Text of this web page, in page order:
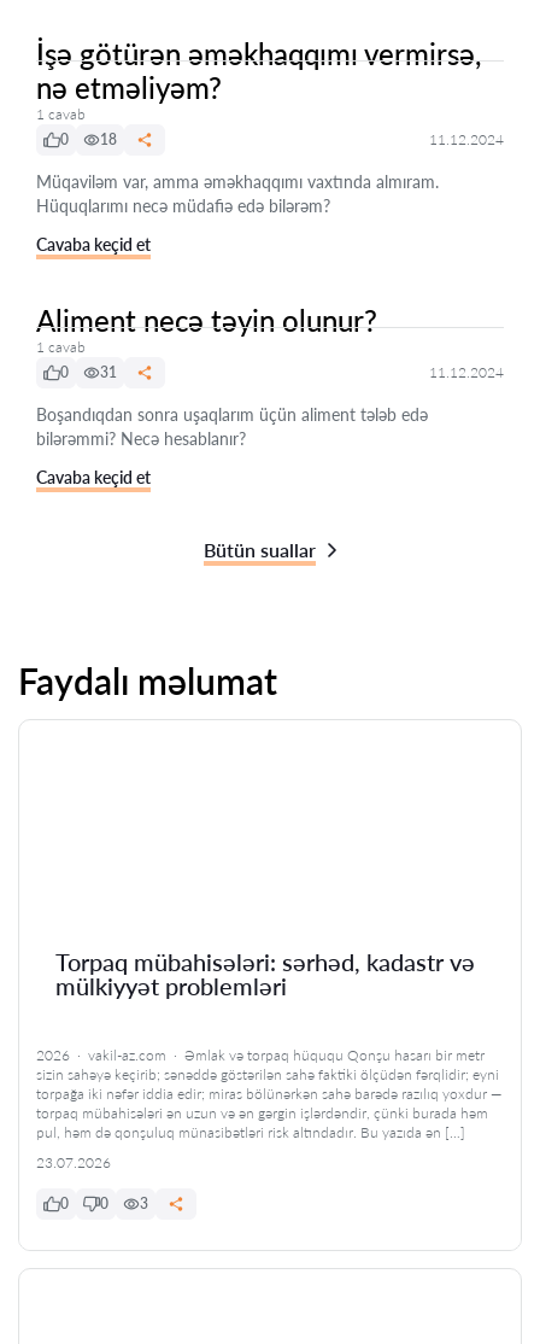
İşə götürən əməkhaqqımı vermirsə,
nə etməliyəm?
1 cavab
0
18 11.12.2024
Müqaviləm var, amma əməkhaqqımı vaxtında almıram.
Hüquqlarımı necə müdafiə edə bilərəm?
Cavaba keçid et
Aliment necə təyin olunur?
1 cavab
0
31 11.12.2024
Boşandıqdan sonra uşaqlarım üçün aliment tələb edə
bilərəmmi? Necə hesablanır?
Cavaba keçid et
Bütün suallar
Faydalı məlumat
Torpaq mübahisələri: sərhəd, kadastr və
mülkiyyət problemləri
2026 · vakil-az.com · Əmlak və torpaq hüququ Qonşu hasarı bir metr
sizin sahəyə keçirib; sənəddə göstərilən sahə faktiki ölçüdən fərqlidir; eyni
torpağa iki nəfər iddia edir; miras bölünərkən sahə barədə razılıq yoxdur —
torpaq mübahisələri ən uzun və ən gərgin işlərdəndir, çünki burada həm
pul, həm də qonşuluq münasibətləri risk altındadır. Bu yazıda ən […]
23.07.2026
0 0 3